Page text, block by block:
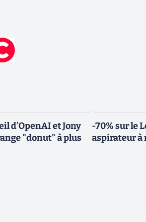
d’OpenAI et Jony
"donut" à plus
-70% sur le
aspirateur à